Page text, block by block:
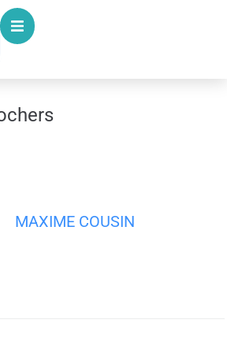
MAXIME COUSIN